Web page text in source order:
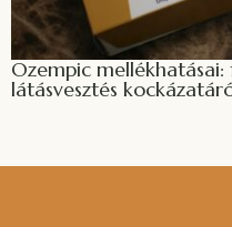
Ozempic
látásvesztés